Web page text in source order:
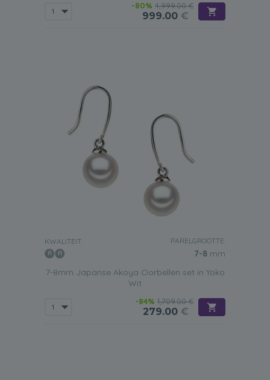
-80% 4,999.00 €
999.00 €
KWALITEIT: PARELGROOTTE:
7-8 mm
7-8mm Japanse Akoya Oorbellen set in Yoko
Wit
-84% 1,709.00 €
279.00 €